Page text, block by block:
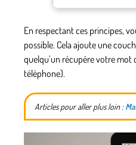
En respectant ces principes,
possible. Cela ajoute une
quelqu’un récupère votre mot
téléphone).
Articles pour aller plus loin :